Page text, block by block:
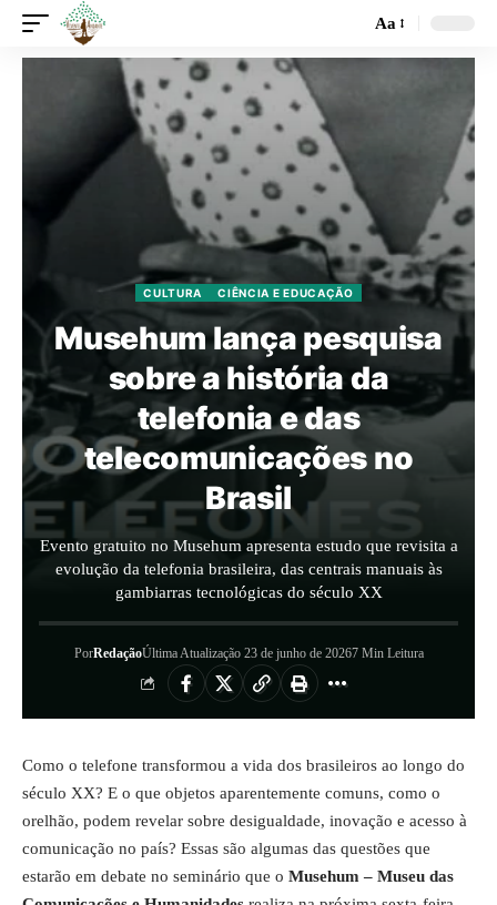
Aa
CULTURA CIÊNCIA E EDUCAÇÃO
Musehum lança pesquisa
sobre a história da
telefonia e das
telecomunicações no
Brasil
Evento gratuito no Musehum apresenta estudo que revisita a
evolução da telefonia brasileira, das centrais manuais às
gambiarras tecnológicas do século XX
PorRedaçãoÚltima Atualização 23 de junho de 20267 Min Leitura
Como o telefone transformou a vida dos brasileiros ao longo do
século XX? E o que objetos aparentemente comuns, como o
orelhão, podem revelar sobre desigualdade, inovação e acesso à
comunicação no país? Essas são algumas das questões que
estarão em debate no seminário que o Musehum – Museu das